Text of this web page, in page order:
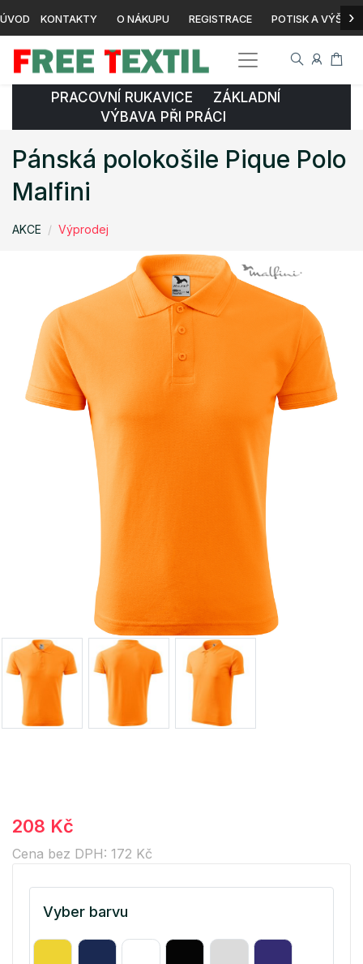
ÚVOD KONTAKTY O NÁKUPU REGISTRACE POTISK A ›
PRACOVNÍ RUKAVICE ZÁKLADNÍ
VÝBAVA PŘI PRÁCI
Pánská polokošile Pique Polo
Malfini
AKCE Výprodej
208 Kč
Cena bez DPH: 172 Kč
Vyber barvu